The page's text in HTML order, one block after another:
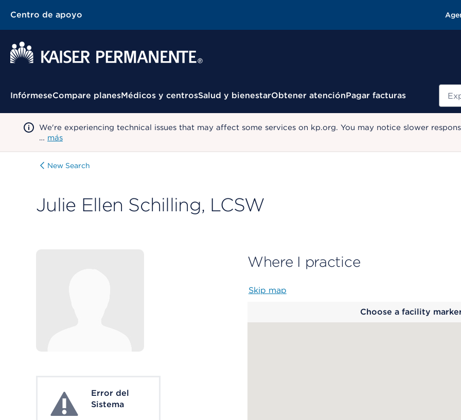
Centro de apoyo
Menú contextual
InfórmeseCompare planesMédicos y centrosSalud y bienestarObtener atenciónPagar facturas
We're experiencing technical issues that may affect some services on kp.org. You may notice slower
… más
New Search
Julie Ellen Schilling, LCSW
System ErrorError del
Sistema
Where I practice
Skip map
Choose a facility